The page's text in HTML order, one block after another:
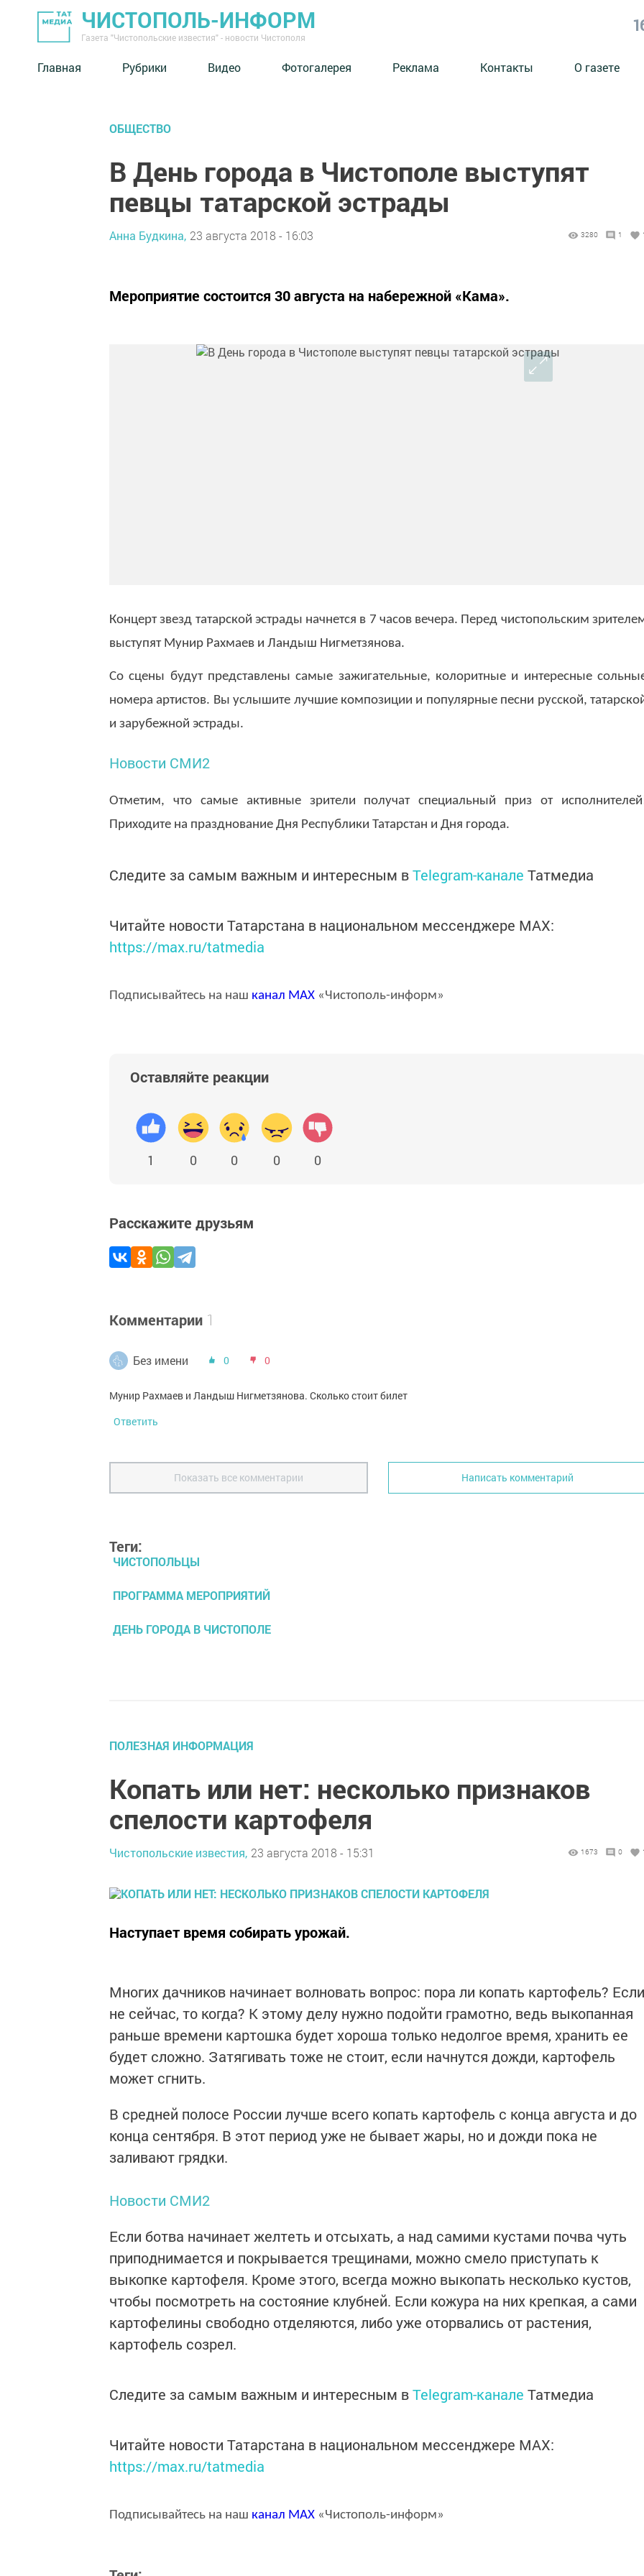
ЧИСТОПОЛЬ-ИНФОРМ
Газета "Чистопольские известия" - новости Чистополя
Главная Рубрики Видео Фотогалерея Реклама Контакты О газете
ОБЩЕСТВО
В День города в Чистополе выступят
певцы татарской эстрады
Анна Будкина, 23 августа 2018 - 16:03 3280 1
Мероприятие состоится 30 августа на набережной «Кама».
Концерт звезд татарской эстрады начнется в 7 часов вечера. Перед чистопольским
выступят Мунир Рахмаев и Ландыш Нигметзянова.
Со сцены будут представлены самые зажигательные, колоритные и интересные
номера артистов. Вы услышите лучшие композиции и популярные песни русской,
и зарубежной эстрады.
Новости СМИ2
Отметим, что самые активные зрители получат специальный приз от
Приходите на празднование Дня Республики Татарстан и Дня города.
Следите за самым важным и интересным вTelegram-канале Татмедиа
Читайте новости Татарстана в национальном мессенджере MАХ:
https://max.ru/tatmedia
Подписывайтесь на наш канал MAX «Чистополь-информ»
Оставляйте реакции
1 0 0 0 0
Расскажите друзьям
Комментарии 1
Без имени 0 0
Мунир Рахмаев и Ландыш Нигметзянова. Сколько стоит билет
Ответить
Показать все комментарии Написать комментарий
Теги:
ЧИСТОПОЛЬЦЫ
ПРОГРАММА МЕРОПРИЯТИЙ
ДЕНЬ ГОРОДА В ЧИСТОПОЛЕ
ПОЛЕЗНАЯ ИНФОРМАЦИЯ
Копать или нет: несколько признаков
спелости картофеля
Чистопольские известия, 23 августа 2018 - 15:31 1673 0
Наступает время собирать урожай.
Многих дачников начинает волновать вопрос: пора ли копать картофель? Если
не сейчас, то когда? К этому делу нужно подойти грамотно, ведь выкопанная
раньше времени картошка будет хороша только недолгое время, хранить ее
будет сложно. Затягивать тоже не стоит, если начнутся дожди, картофель
может сгнить.
В средней полосе России лучше всего копать картофель с конца августа и до
конца сентября. В этот период уже не бывает жары, но и дожди пока не
заливают грядки.
Новости СМИ2
Если ботва начинает желтеть и отсыхать, а над самими кустами почва чуть
приподнимается и покрывается трещинами, можно смело приступать к
выкопке картофеля. Кроме этого, всегда можно выкопать несколько кустов,
чтобы посмотреть на состояние клубней. Если кожура на них крепкая, а сами
картофелины свободно отделяются, либо уже оторвались от растения,
картофель созрел.
Следите за самым важным и интересным вTelegram-канале Татмедиа
Читайте новости Татарстана в национальном мессенджере MАХ:
https://max.ru/tatmedia
Подписывайтесь на наш канал MAX «Чистополь-информ»